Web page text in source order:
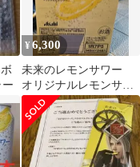
¥6,300
未来のレモンサワー
オリジナルレモンサワ
ー 24缶